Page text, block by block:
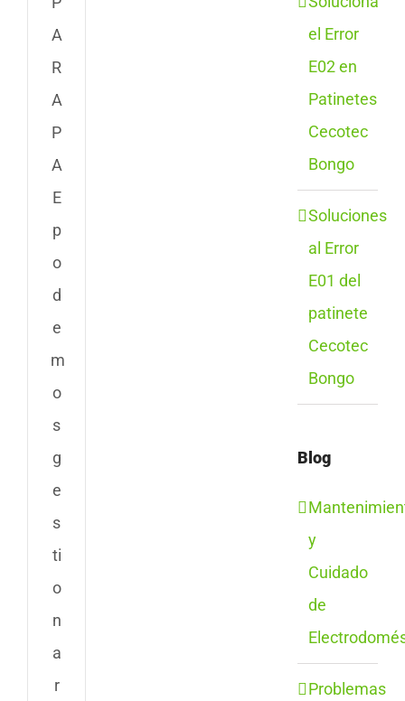
A
R
A
P
A
E
p
o
d
e
m
o
s
g
e
s
ti
o
n
a
r
el Error
E02 en
Patinetes
Cecotec
Bongo
Soluciones
al Error
E01 del
patinete
Cecotec
Bongo
Blog
y
Cuidado
de
Problemas